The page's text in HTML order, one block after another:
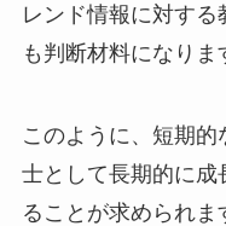
レンド情報に対す
も判断材料になりま
このように、短期
士として長期的に成
ることが求められま